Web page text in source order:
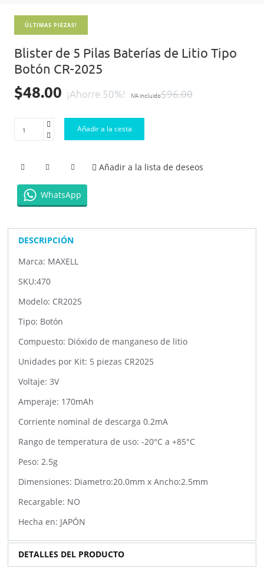
ÚLTIMAS PIEZAS!
Blister de 5 Pilas Baterías de Litio Tipo
Botón CR-2025
$96.00
¡Ahorre 50%!
$48.00 IVA incluido
Añadir a la cesta
Añadir a la lista de deseos
WhatsApp
DESCRIPCIÓN
Marca: MAXELL
SKU:470
Modelo: CR2025
Tipo: Botón
Compuesto: Dióxido de manganeso de litio
Unidades por Kit: 5 piezas CR2025
Voltaje: 3V
Amperaje: 170mAh
Corriente nominal de descarga 0.2mA
Rango de temperatura de uso: -20°C a +85°C
Peso: 2.5g
Dimensiones: Diametro:20.0mm x Ancho:2.5mm
Recargable: NO
Hecha en: JAPÓN
DETALLES DEL PRODUCTO